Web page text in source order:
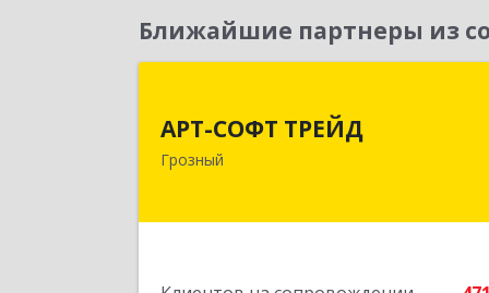
Ближайшие партнеры из
АРТ-СОФТ ТРЕЙД
Грозный
364013, Чеченская Респ, Грозный г,